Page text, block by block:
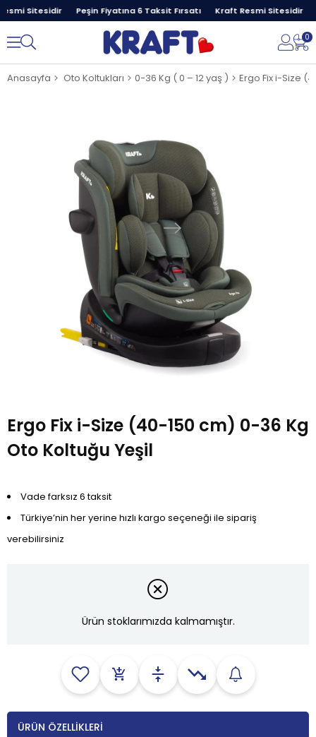
Sitesidir Peşin Fiyatına 6 Taksit Fırsatı Kraft Resmi Sitesidir
0
Anasayfa Oto Koltukları 0-36 Kg ( 0 – 12 yaş ) Ergo Fix i-Size
Ergo Fix i-Size (40-150 cm) 0-36 Kg
Oto Koltuğu Yeşil
Vade farksız 6 taksit
Türkiye’nin her yerine hızlı kargo seçeneği ile sipariş
verebilirsiniz
Ürün stoklarımızda kalmamıştır.
ÜRÜN ÖZELLIKLERI